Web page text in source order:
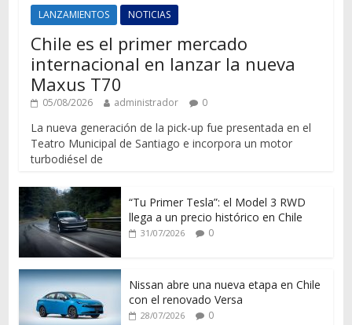
LANZAMIENTOS NOTICIAS
Chile es el primer mercado
internacional en lanzar la nueva
Maxus T70
05/08/2026 administrador 0
La nueva generación de la pick-up fue presentada en el
Teatro Municipal de Santiago e incorpora un motor
turbodiésel de
“Tu Primer Tesla”: el Model 3 RWD
llega a un precio histórico en Chile
31/07/2026 0
Nissan abre una nueva etapa en Chile
con el renovado Versa
28/07/2026 0